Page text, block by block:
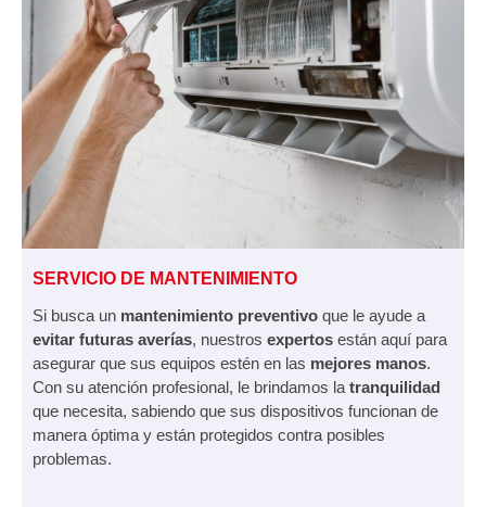
SERVICIO DE MANTENIMIENTO
Si busca un mantenimiento preventivo que le ayude a
evitar futuras averías, nuestros expertos están aquí para
asegurar que sus equipos estén en las mejores manos.
Con su atención profesional, le brindamos la tranquilidad
que necesita, sabiendo que sus dispositivos funcionan de
manera óptima y están protegidos contra posibles
problemas.